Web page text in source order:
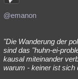
@emanon
"Die Wanderung der
sind das "huhn-ei-
kausal miteinander
warum - keiner ist sich